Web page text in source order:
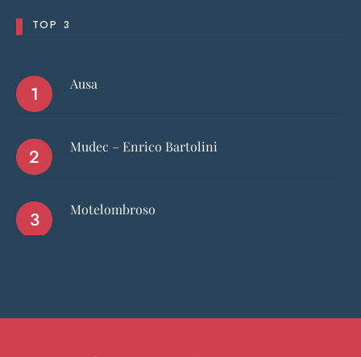
TOP 3
Ausa
Mudec – Enrico Bartolini
Motelombroso